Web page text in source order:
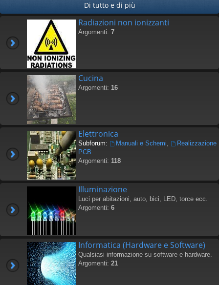
Di tutto e di più
Radiazioni non ionizzanti
Argomenti: 7
Cucina
Argomenti: 16
Elettronica
Subforum: Manuali e Schemi,
Realizzazione
PCB
Argomenti: 118
Illuminazione
Luci per abitazioni, auto, bici, LED, torce ecc.
Argomenti: 6
Informatica (Hardware e Software)
Qualsiasi informazione su software e hardware.
Argomenti: 21